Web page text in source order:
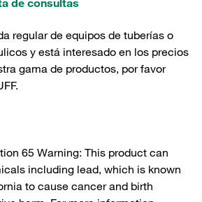
de consultas
regular de equipos de tuberías o
y está interesado en los precios
gama de productos, por favor
65 Warning: This product can
including lead, which is known
to cause cancer and birth